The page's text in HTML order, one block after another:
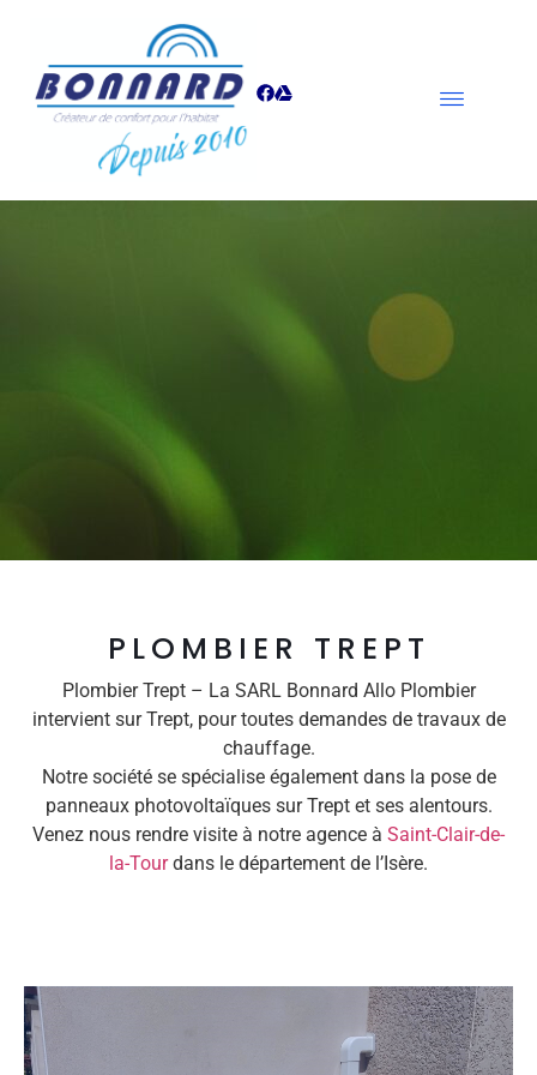
PLOMBIER TREPT
Plombier Trept – La SARL Bonnard Allo Plombier
intervient sur Trept, pour toutes demandes de travaux de
chauffage.
Notre société se spécialise également dans la pose de
panneaux photovoltaïques sur Trept et ses alentours.
Venez nous rendre visite à notre agence à Saint-Clair-de-
la-Tourdans le département de l’Isère.